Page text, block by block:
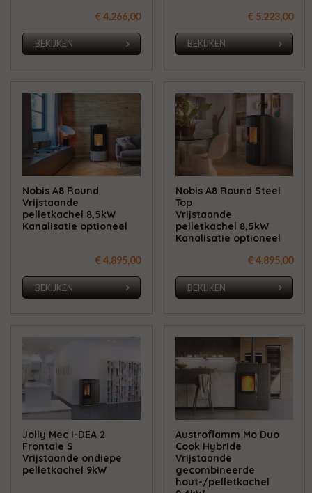
€ 4.266,00
BEKIJKEN
€ 5.223,00
BEKIJKEN
Nobis A8 Round
Vrijstaande
pelletkachel 8,5kW
Kanalisatie optioneel
€ 4.895,00
BEKIJKEN
Nobis A8 Round Steel
Top
Vrijstaande
pelletkachel 8,5kW
Kanalisatie optioneel
€ 4.895,00
BEKIJKEN
Jolly Mec I-DEA 2
Frontale S
Vrijstaande ondiepe
pelletkachel 9kW
Austroflamm Mo Duo
Cook Hybride
Vrijstaande
gecombineerde
hout-/pelletkachel